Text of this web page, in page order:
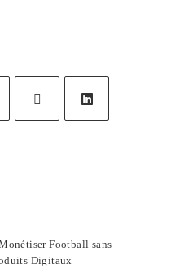
Football sans
Digitaux